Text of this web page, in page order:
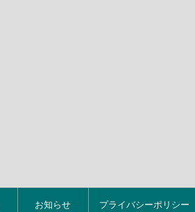
お知らせ プライバシーポリシー